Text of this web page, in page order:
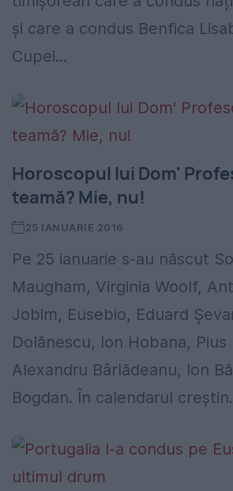
și care a condus Benfica
Cupei...
Horoscopul lui Dom'
teamă? Mie, nu!
25 IANUARIE 2016
Pe 25 ianuarie s-au născut
Maugham, Virginia Woolf,
Jobim, Eusebio, Eduard
Dolănescu, Ion Hobana, Pius
Alexandru Bârlădeanu, Ion
Bogdan. În calendarul